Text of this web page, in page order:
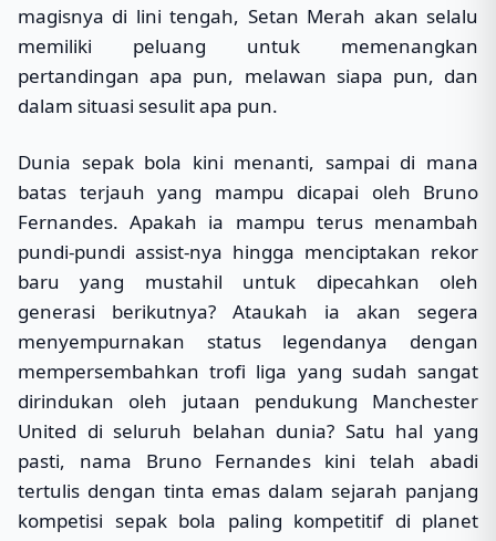
magisnya di lini tengah, Setan Merah akan selalu
memiliki peluang untuk memenangkan
pertandingan apa pun, melawan siapa pun, dan
dalam situasi sesulit apa pun.
Dunia sepak bola kini menanti, sampai di mana
batas terjauh yang mampu dicapai oleh Bruno
Fernandes. Apakah ia mampu terus menambah
pundi-pundi assist-nya hingga menciptakan rekor
baru yang mustahil untuk dipecahkan oleh
generasi berikutnya? Ataukah ia akan segera
menyempurnakan status legendanya dengan
mempersembahkan trofi liga yang sudah sangat
dirindukan oleh jutaan pendukung Manchester
United di seluruh belahan dunia? Satu hal yang
pasti, nama Bruno Fernandes kini telah abadi
tertulis dengan tinta emas dalam sejarah panjang
kompetisi sepak bola paling kompetitif di planet